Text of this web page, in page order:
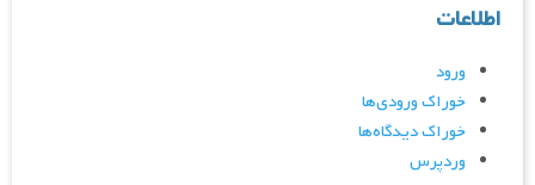
اطلاعات
ورود
خوراک ورودی‌ها
خوراک دیدگاه‌ها
وردپرس